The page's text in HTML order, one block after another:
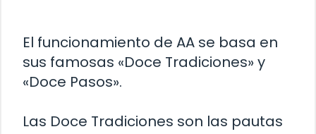
El funcionamiento de AA se basa en
sus famosas «Doce Tradiciones» y
«Doce Pasos».
Las Doce Tradiciones son las pautas